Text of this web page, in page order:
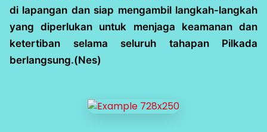
di lapangan dan siap mengambil langkah-langkah
yang diperlukan untuk menjaga keamanan dan
ketertiban selama seluruh tahapan Pilkada
berlangsung.(Nes)